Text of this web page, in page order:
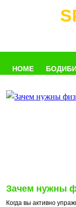
HOME
УПРАЖНЕНИЯ
Зачем нужны
Когда вы активно